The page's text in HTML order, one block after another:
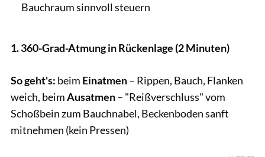
Bauchraum sinnvoll steuern
1. 360-Grad-Atmung in Rückenlage (2 Minuten)
So geht's: beim Einatmen– Rippen, Bauch, Flanken
weich, beimAusatmen– "Reißverschluss" vom
Schoßbein zum Bauchnabel, Beckenboden sanft
mitnehmen (kein Pressen)